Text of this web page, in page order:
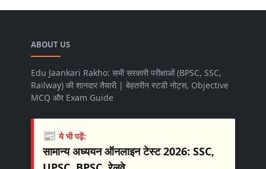
ABOUT US
Edu Jaankari Rakho: सभी सरकारी परीक्षाओं (BPSC, SSC,
Railway) की शानदार तैयारी | बेहतरीन स्टडी नोट्स, Objective
MCQ और Exam Guide
📰ये भी पढ़ें:
सामान्य अध्ययन ऑनलाइन टेस्ट 2026: SSC,